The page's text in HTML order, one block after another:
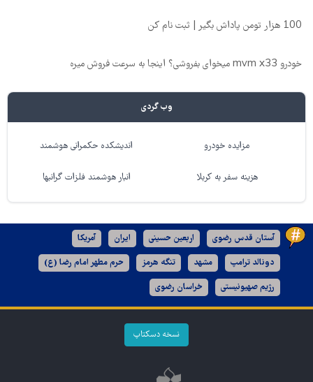
100 هزار تومن پاداش بگیر | ثبت نام کن
خودرو mvm x33 میخوای بفروشی؟ اینجا به سرعت فروش میره
وب گردی
مزایده خودرو اندیشکده حکمرانی هوشمند
هزینه سفر به کربلا انبار هوشمند فلزات گرانبها
آستان قدس رضوی اربعین حسینی ایران آمریکا
دونالد ترامپ مشهد تنگه هرمز حرم مطهر امام رضا (ع)
رژیم صهیونیستی خراسان رضوی
نسخه دسکتاپ